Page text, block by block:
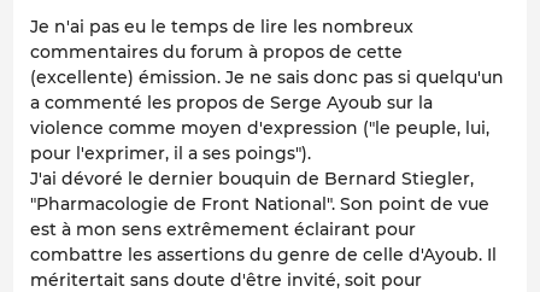
Je n'ai pas eu le temps de lire les nombreux
commentaires du forum à propos de cette
(excellente) émission. Je ne sais donc pas si quelqu'un
a commenté les propos de Serge Ayoub sur la
violence comme moyen d'expression ("le peuple, lui,
pour l'exprimer, il a ses poings").
J'ai dévoré le dernier bouquin de Bernard Stiegler,
"Pharmacologie de Front National". Son point de vue
est à mon sens extrêmement éclairant pour
combattre les assertions du genre de celle d'Ayoub. Il
méritertait sans doute d'être invité, soit pour